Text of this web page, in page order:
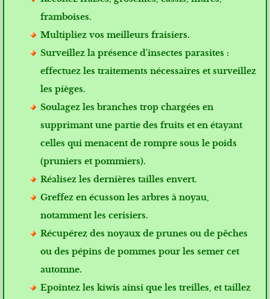
framboises.
Multipliez vos meilleurs fraisiers.
Surveillez la présence d'insectes parasites :
effectuez les traitements nécessaires et surveillez
les pièges.
Soulagez les branches trop chargées en
supprimant une partie des fruits et en étayant
celles qui menacent de rompre sous le poids
(pruniers et pommiers).
Réalisez les dernières tailles envert.
Greffez en écusson les arbres à noyau,
notamment les cerisiers.
Récupérez des noyaux de prunes ou de pêches
ou des pépins de pommes pour les semer cet
automne.
Epointez les kiwis ainsi que les treilles, et taillez